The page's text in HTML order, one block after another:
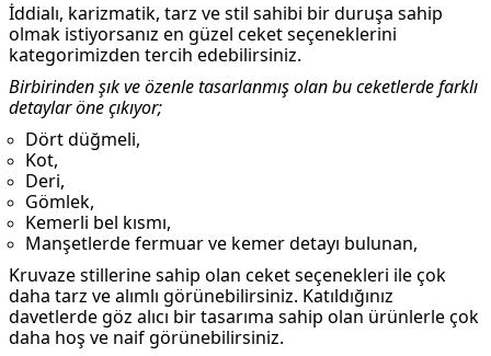
İddialı, karizmatik, tarz ve stil sahibi bir duruşa sahip
olmak istiyorsanız en güzel ceket seçeneklerini
kategorimizden tercih edebilirsiniz.
Birbirinden şık ve özenle tasarlanmış olan bu ceketlerde farklı
detaylar öne çıkıyor;
Dört düğmeli,
Kot,
Deri,
Gömlek,
Kemerli bel kısmı,
Manşetlerde fermuar ve kemer detayı bulunan,
Kruvaze stillerine sahip olan ceket seçenekleri ile çok
daha tarz ve alımlı görünebilirsiniz. Katıldığınız
davetlerde göz alıcı bir tasarıma sahip olan ürünlerle çok
daha hoş ve naif görünebilirsiniz.